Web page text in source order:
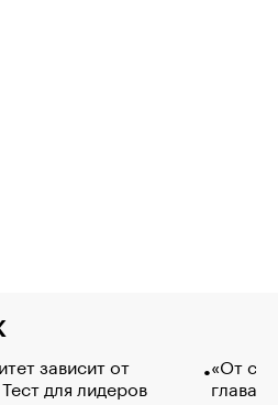
зависит от
для лидеров
«От
глава